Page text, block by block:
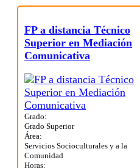
FP a distancia Técnico
Superior en Mediación
Comunicativa
Grado:
Grado Superior
Área:
Servicios Socioculturales y a la
Comunidad
Horas: